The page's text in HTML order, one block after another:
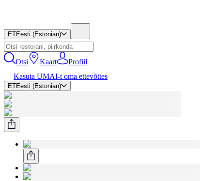
ETEesti (Estonian)
Otsi Kaart
Profiil
Kasuta UMAI-t oma ettevõttes
ETEesti (Estonian)